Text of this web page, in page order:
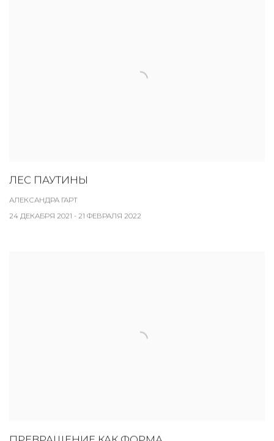
ЛЕС ПАУТИНЫ
АЛЕКСАНДРА ГАРТ
24 ДЕКАБРЯ 2021 - 21 ФЕВРАЛЯ 2022